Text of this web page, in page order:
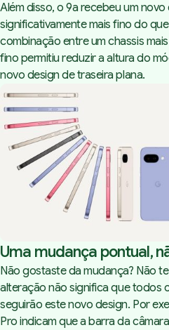
Além disso, o 9a recebeu um novo
significativamente mais fino do
combinação entre um chassis
fino permitiu reduzir a altura do
novo design de traseira plana.
Uma mudança pontual,
Não gostaste da mudança? Não
alteração não significa que todos
seguirão este novo design. Por
Pro indicam que a barra da